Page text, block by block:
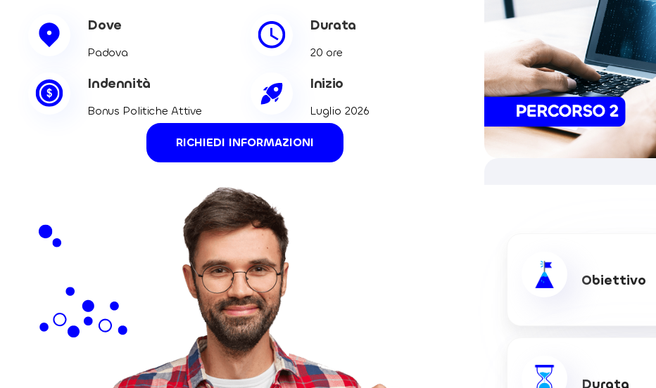
Dove
Padova
Durata
20 ore
Indennità
Bonus Politiche Attive
Inizio
Luglio 2026
RICHIEDI INFORMAZIONI
Obiettivo
Durata